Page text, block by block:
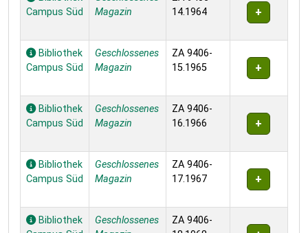
Campus Süd
Magazin
14.1964
Bibliothek
Campus Süd
Geschlossenes
Magazin
ZA 9406-
15.1965
Bibliothek
Campus Süd
Geschlossenes
Magazin
ZA 9406-
16.1966
Bibliothek
Campus Süd
Geschlossenes
Magazin
ZA 9406-
17.1967
Bibliothek
Geschlossenes
ZA 9406-